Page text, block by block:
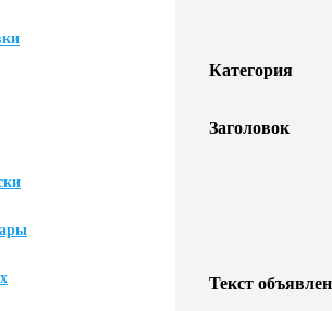
Категория
Заголовок
Текст